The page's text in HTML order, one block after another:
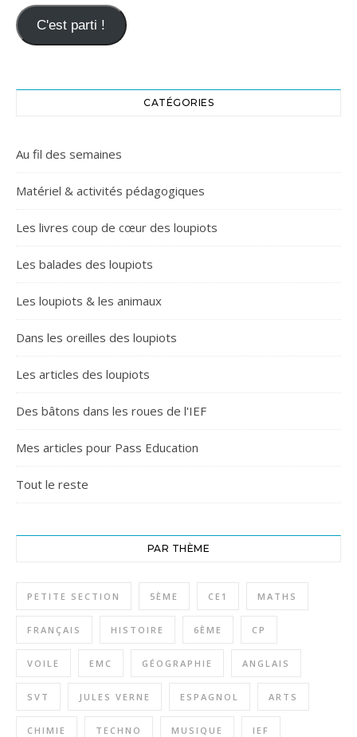
C'est parti !
CATÉGORIES
Au fil des semaines
Matériel & activités pédagogiques
Les livres coup de cœur des loupiots
Les balades des loupiots
Les loupiots & les animaux
Dans les oreilles des loupiots
Les articles des loupiots
Des bâtons dans les roues de l'IEF
Mes articles pour Pass Education
Tout le reste
PAR THÈME
PETITE SECTION 5ÈME CE1 MATHS
FRANÇAIS HISTOIRE 6ÈME CP
VOILE EMC GÉOGRAPHIE ANGLAIS
SVT JULES VERNE ESPAGNOL ARTS
CHIMIE TECHNO MUSIQUE IEF